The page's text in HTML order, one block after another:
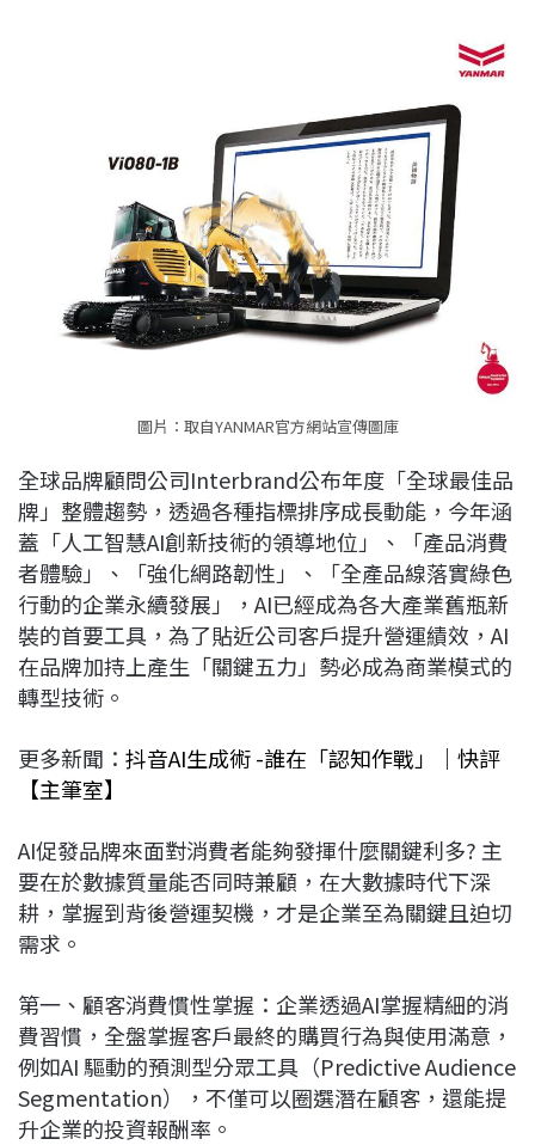
圖片：取自YANMAR官方網站宣傳圖庫
全球品牌顧問公司Interbrand公布年度「全球最佳品
牌」整體趨勢，透過各種指標排序成長動能，今年涵
蓋「人工智慧AI創新技術的領導地位」、「產品消費
者體驗」、「強化網路韌性」、「全產品線落實綠色
行動的企業永續發展」，AI已經成為各大產業舊瓶新
裝的首要工具，為了貼近公司客戶提升營運績效，AI
在品牌加持上產生「關鍵五力」勢必成為商業模式的
轉型技術。
更多新聞： 抖音AI生成術 -誰在「認知作戰」｜快評
【主筆室】
AI促發品牌來面對消費者能夠發揮什麼關鍵利多? 主
要在於數據質量能否同時兼顧，在大數據時代下深
耕，掌握到背後營運契機，才是企業至為關鍵且迫切
需求。
第一、顧客消費慣性掌握：企業透過AI掌握精細的消
費習慣，全盤掌握客戶最終的購買行為與使用滿意，
例如AI 驅動的預測型分眾工具（Predictive Audience
Segmentation），不僅可以圈選潛在顧客，還能提
升企業的投資報酬率。